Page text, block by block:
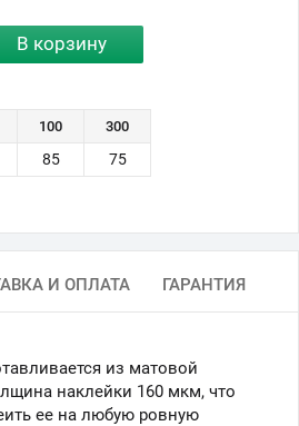
100
300
85 75
И ОПЛАТА ГАРАНТИЯ
из матовой
наклейки 160 мкм, что
ее на любую ровную